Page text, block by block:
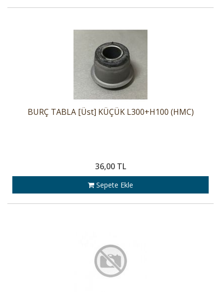
BURÇ TABLA [Üst] KÜÇÜK L300+H100 (HMC)
36,00 TL
Sepete Ekle